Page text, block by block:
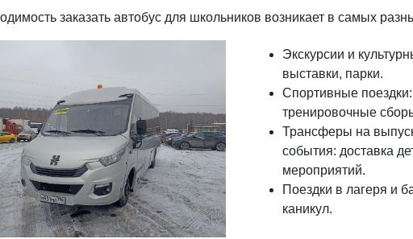
заказать автобус для школьников возникает в самых
Экскурсии и
выставки, парки.
Спортивные
тренировочные
Трансферы на
события: доставка
мероприятий.
Поездки в лагеря и
каникул.